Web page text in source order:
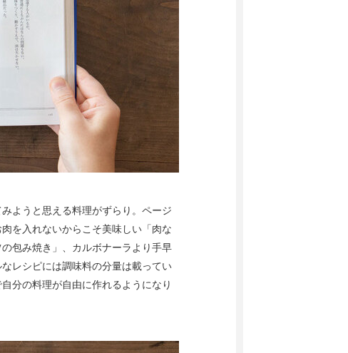
ようと思える料理がずらり。ページ
を入れないからこそ美味しい「肉な
包み焼き」、カルボナーラより手早
レシピには調味料の分量は載ってい
分の料理が自由に作れるようになり